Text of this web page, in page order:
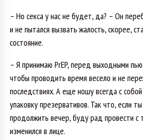
– Но секса у нас не будет, да? – Он
и не пытался вызвать жалость, скорее,
состояние.
– Я принимаю PrEP, перед выходными
чтобы проводить время весело и не
последствиях. А еще ношу всегда с
упаковку презервативов. Так что, если
продолжить вечер, буду рад провести
изменился в лице.